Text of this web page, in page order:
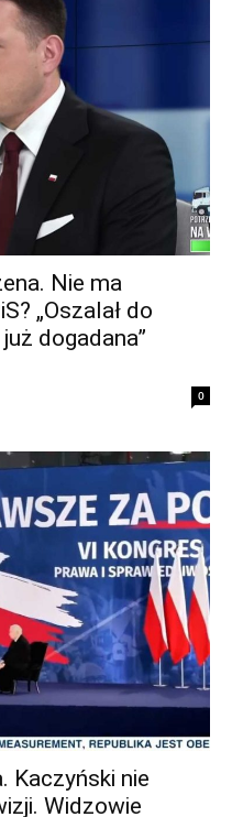
Nie ma
„Oszalał do
dogadana”
0
Kaczyński nie
Widzowie